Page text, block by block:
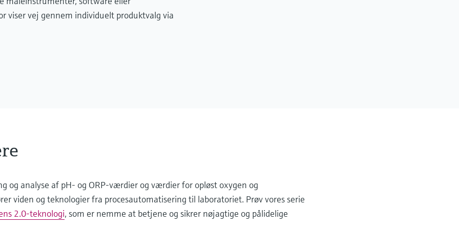
viser vej gennem individuelt produktvalg via
analyse af pH- og ORP-værdier og værdier for opløst oxygen og
viden og teknologier fra procesautomatisering til laboratoriet. Prøv vores serie
2.0-teknologi, som er nemme at betjene og sikrer nøjagtige og pålidelige